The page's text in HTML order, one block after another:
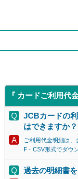
『 カードご利用代
JCBカードの
はできますか？
ご利用代金明細は、
F・CSV形式でダウ
過去の明細書